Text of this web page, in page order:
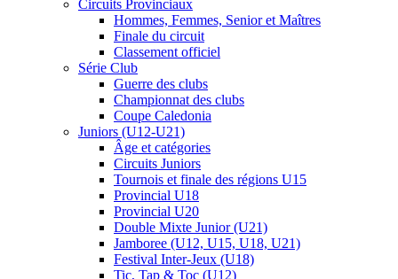
Circuits Provinciaux
Hommes, Femmes, Senior et Maîtres
Finale du circuit
Classement officiel
Série Club
Guerre des clubs
Championnat des clubs
Coupe Caledonia
Juniors (U12-U21)
Âge et catégories
Circuits Juniors
Tournois et finale des régions U15
Provincial U18
Provincial U20
Double Mixte Junior (U21)
Jamboree (U12, U15, U18, U21)
Festival Inter-Jeux (U18)
Tic, Tap & Toc (U12)